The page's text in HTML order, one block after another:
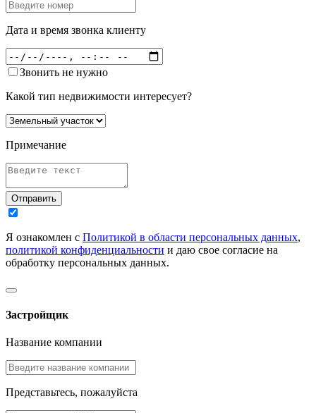
Дата и время звонка клиенту
Звонить не нужно
Какой тип недвижимости интересует?
Примечание
Отправить
Я ознакомлен с Политикой в области персональных данных,
политикой конфиденциальности и даю свое согласие на
обработку персональных данных.
Застройщик
Название компании
Представьтесь, пожалуйста